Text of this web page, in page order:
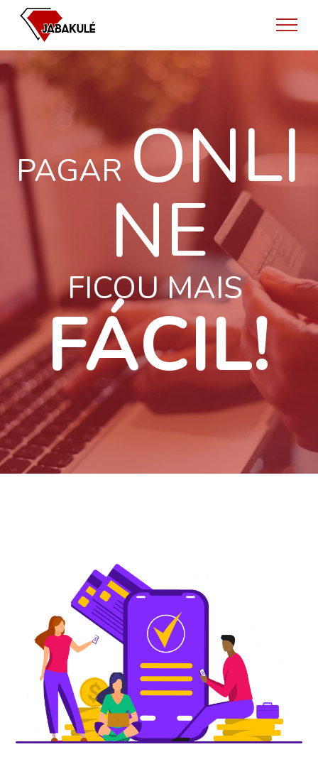
PAGAR ONLI
NE
FICOU MAIS
FÁCIL!